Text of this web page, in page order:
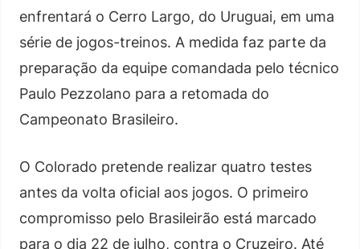
enfrentará o Cerro Largo, do Uruguai, em uma
série de jogos-treinos. A medida faz parte da
preparação da equipe comandada pelo técnico
Paulo Pezzolano para a retomada do
Campeonato Brasileiro.
O Colorado pretende realizar quatro testes
antes da volta oficial aos jogos. O primeiro
compromisso pelo Brasileirão está marcado
para o dia 22 de julho, contra o Cruzeiro. Até